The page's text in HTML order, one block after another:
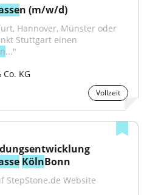
n (m/w/d)
Hannover, Münster oder
Stuttgart einen
..."
KG
Vollzeit
KölnBonn
StepStone.de Website